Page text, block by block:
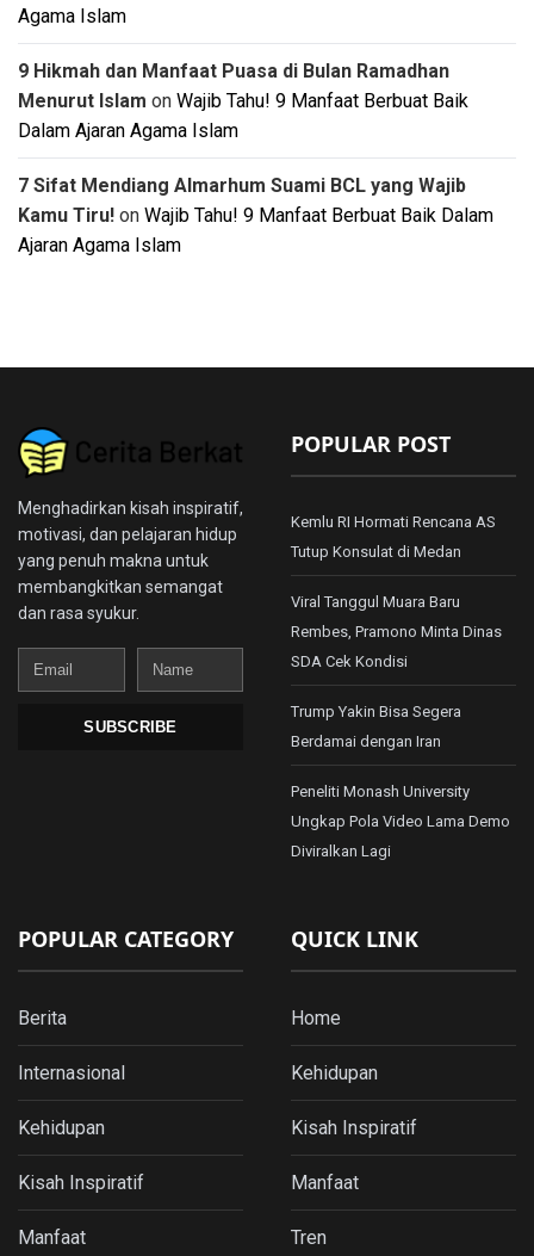
Agama Islam
9 Hikmah dan Manfaat Puasa di Bulan Ramadhan
Menurut Islam on Wajib Tahu! 9 Manfaat Berbuat Baik
Dalam Ajaran Agama Islam
7 Sifat Mendiang Almarhum Suami BCL yang Wajib
Kamu Tiru! on Wajib Tahu! 9 Manfaat Berbuat Baik Dalam
Ajaran Agama Islam
Menghadirkan kisah inspiratif,
motivasi, dan pelajaran hidup
yang penuh makna untuk
membangkitkan semangat
dan rasa syukur.
Email
Name
SUBSCRIBE
POPULAR POST
Kemlu RI Hormati Rencana AS
Tutup Konsulat di Medan
Viral Tanggul Muara Baru
Rembes, Pramono Minta Dinas
SDA Cek Kondisi
Trump Yakin Bisa Segera
Berdamai dengan Iran
Peneliti Monash University
Ungkap Pola Video Lama Demo
Diviralkan Lagi
POPULAR CATEGORY
Berita
Internasional
Kehidupan
Kisah Inspiratif
Manfaat
QUICK LINK
Home
Kehidupan
Kisah Inspiratif
Manfaat
Tren